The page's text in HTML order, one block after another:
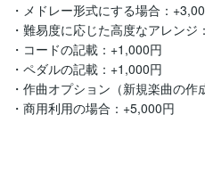
・メドレー形式にする場合：
・難易度に応じた高度なアレンジ
・コードの記載：+1,000円
・ペダルの記載：+1,000円
・作曲オプション（新規楽曲の作
・商用利用の場合：+5,000円